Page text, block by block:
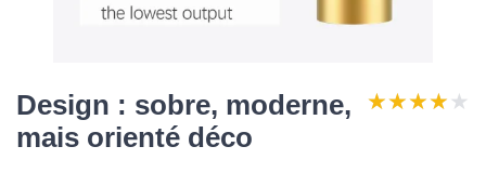
Design : sobre, moderne,
mais orienté déco
★★★★★
★★★★★